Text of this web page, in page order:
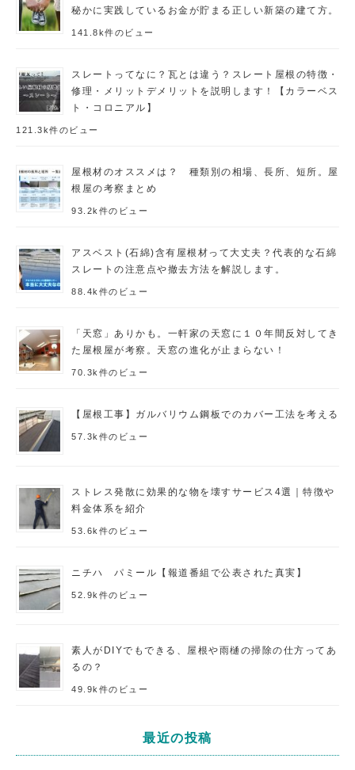
秘かに実践しているお金が貯まる正しい新築の建て方。
141.8k件のビュー
スレートってなに？瓦とは違う？スレート屋根の特徴・
修理・メリットデメリットを説明します！【カラーベス
ト・コロニアル】
121.3k件のビュー
屋根材のオススメは？ 種類別の相場、長所、短所。屋
根屋の考察まとめ
93.2k件のビュー
アスベスト(石綿)含有屋根材って大丈夫？代表的な石綿
スレートの注意点や撤去方法を解説します。
88.4k件のビュー
「天窓」ありかも。一軒家の天窓に１０年間反対してき
た屋根屋が考察。天窓の進化が止まらない！
70.3k件のビュー
【屋根工事】ガルバリウム鋼板でのカバー工法を考える
57.3k件のビュー
ストレス発散に効果的な物を壊すサービス4選｜特徴や
料金体系を紹介
53.6k件のビュー
ニチハ パミール【報道番組で公表された真実】
52.9k件のビュー
素人がDIYでもできる、屋根や雨樋の掃除の仕方ってあ
るの？
49.9k件のビュー
最近の投稿